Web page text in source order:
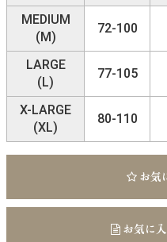
MEDIUM
(M)
72-100
LARGE
(L)
77-105
X-LARGE
(XL)
80-110
お気
お気に